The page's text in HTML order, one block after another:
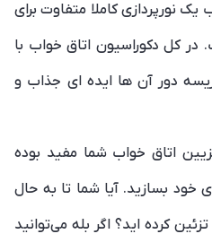
نورپردازی کاملا متفاوت برای
در کل دکوراسیون اتاق خواب با
دور آن ها ایده ای جذاب و
اتاق خواب شما مفید بوده
خود بسازید. آیا شما تا به حال
کرده اید؟ اگر بله می‌توانید